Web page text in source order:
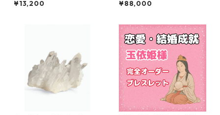
¥13,200
済み 神気エネルギー入り パワ
¥88,000